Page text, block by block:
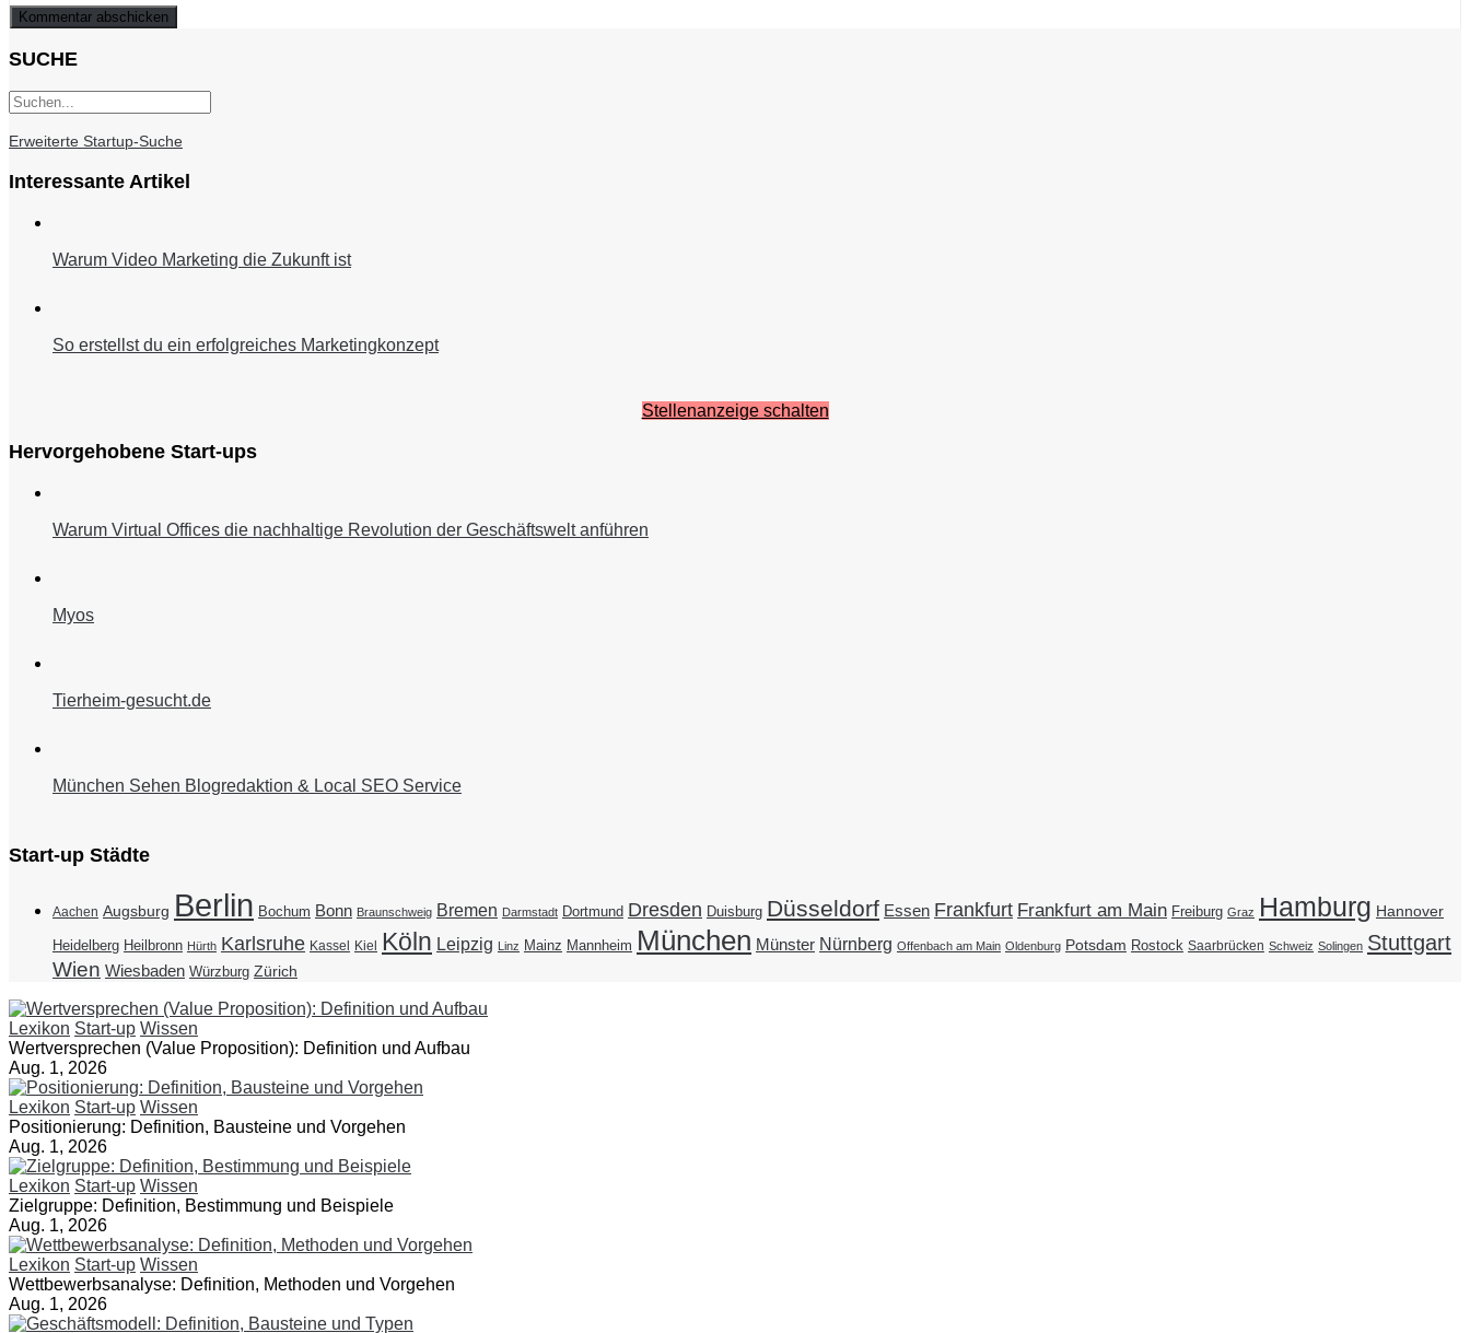
SUCHE
Erweiterte Startup-Suche
Interessante Artikel
Warum Video Marketing die Zukunft ist
So erstellst du ein erfolgreiches Marketingkonzept
Stellenanzeige schalten
Hervorgehobene Start-ups
Warum Virtual Offices die nachhaltige Revolution der Geschäftswelt anführen
Myos
Tierheim-gesucht.de
München Sehen Blogredaktion & Local SEO Service
Start-up Städte
Aachen Augsburg Berlin Bochum Bonn Braunschweig Bremen Darmstadt Dortmund Dresden Duisburg Düsseldorf Essen Frankfurt Frankfurt am Main Freiburg Graz Hamburg Hannover
Heidelberg Heilbronn Hürth Karlsruhe Kassel Kiel Köln Leipzig Linz Mainz Mannheim München Münster Nürnberg Offenbach am Main Oldenburg Potsdam Rostock Saarbrücken Schweiz Solingen Stuttgart
Wien Wiesbaden Würzburg Zürich
Lexikon Start-up Wissen
Wertversprechen (Value Proposition): Definition und Aufbau
Aug. 1, 2026
Lexikon Start-up Wissen
Positionierung: Definition, Bausteine und Vorgehen
Aug. 1, 2026
Lexikon Start-up Wissen
Zielgruppe: Definition, Bestimmung und Beispiele
Aug. 1, 2026
Lexikon Start-up Wissen
Wettbewerbsanalyse: Definition, Methoden und Vorgehen
Aug. 1, 2026